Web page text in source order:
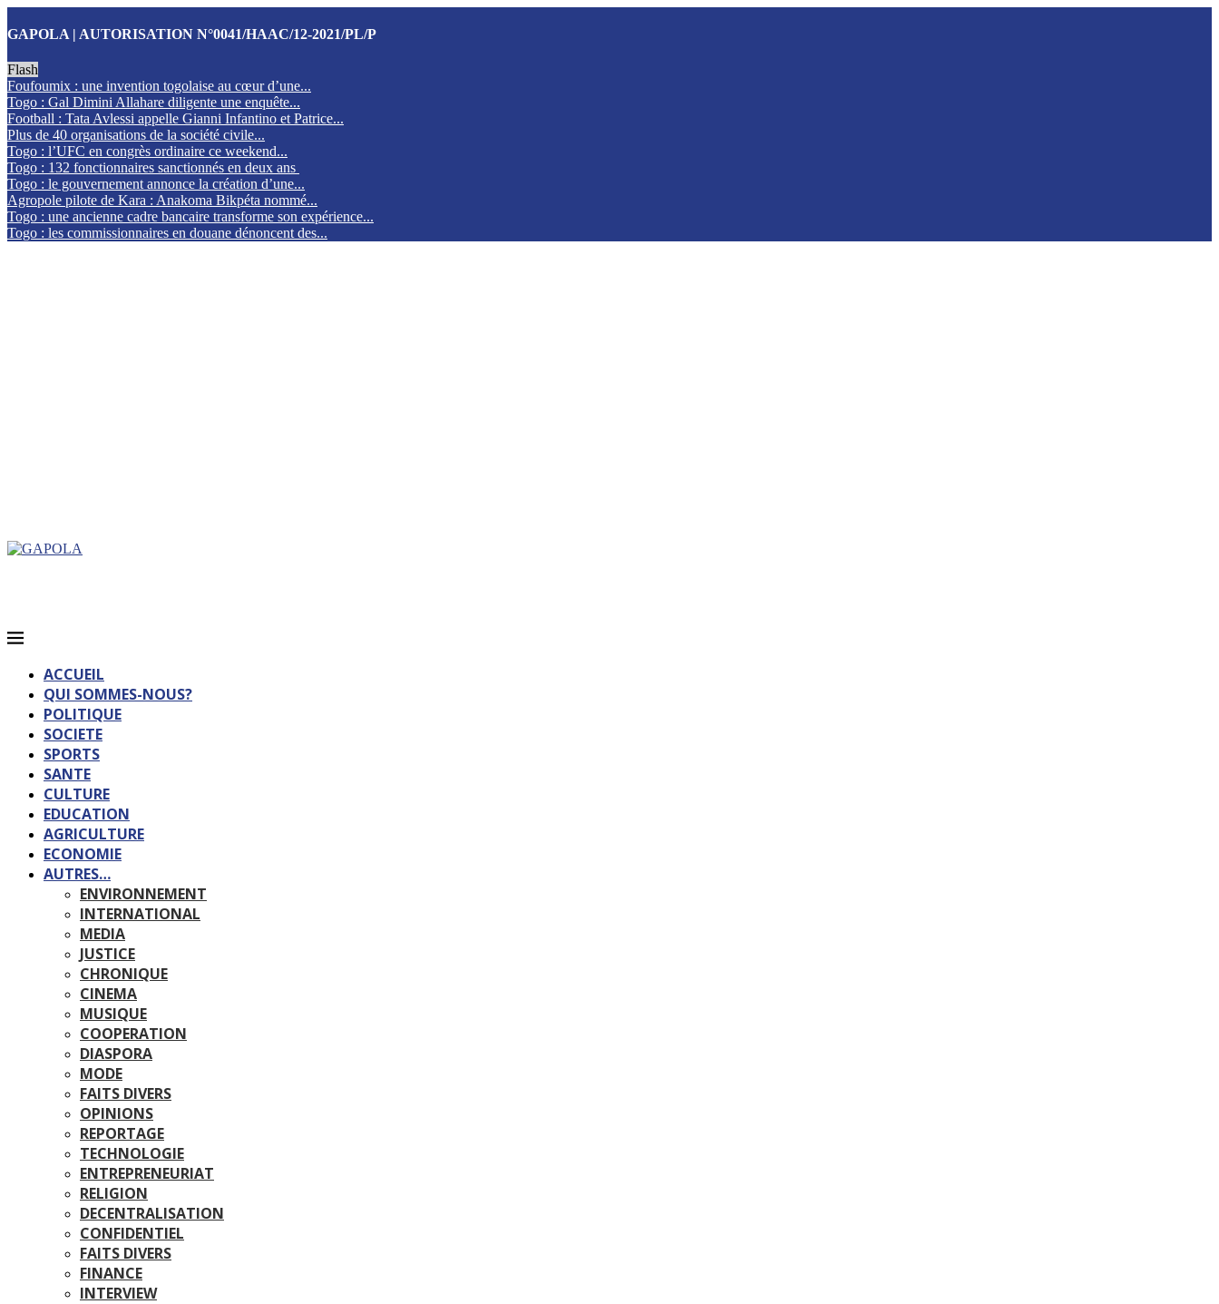
GAPOLA | AUTORISATION N°0041/HAAC/12-2021/PL/P
Flash
Foufoumix : une invention togolaise au cœur d’une...
Togo : Gal Dimini Allahare diligente une enquête...
Football : Tata Avlessi appelle Gianni Infantino et Patrice...
Plus de 40 organisations de la société civile...
Togo : l’UFC en congrès ordinaire ce weekend...
Togo : 132 fonctionnaires sanctionnés en deux ans
Togo : le gouvernement annonce la création d’une...
Agropole pilote de Kara : Anakoma Bikpéta nommé...
Togo : une ancienne cadre bancaire transforme son expérience...
Togo : les commissionnaires en douane dénoncent des...
ACCUEIL
QUI SOMMES-NOUS?
POLITIQUE
SOCIETE
SPORTS
SANTE
CULTURE
EDUCATION
AGRICULTURE
ECONOMIE
AUTRES…
ENVIRONNEMENT
INTERNATIONAL
MEDIA
JUSTICE
CHRONIQUE
CINEMA
MUSIQUE
COOPERATION
DIASPORA
MODE
FAITS DIVERS
OPINIONS
REPORTAGE
TECHNOLOGIE
ENTREPRENEURIAT
RELIGION
DECENTRALISATION
CONFIDENTIEL
FAITS DIVERS
FINANCE
INTERVIEW